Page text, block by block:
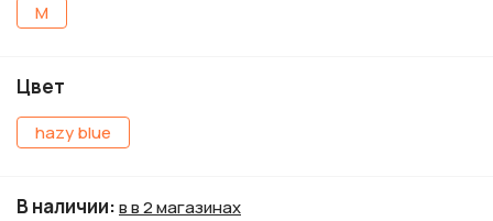
М
Цвет
hazy blue
В наличии:в в 2 магазинах